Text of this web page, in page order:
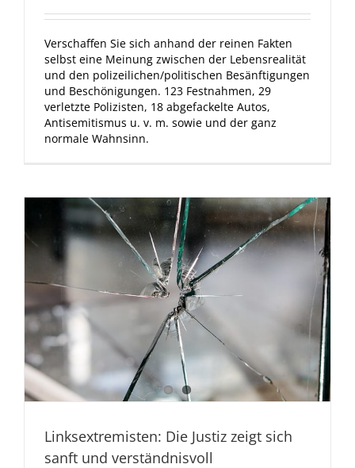
Verschaffen Sie sich anhand der reinen Fakten
selbst eine Meinung zwischen der Lebensrealität
und den polizeilichen/politischen Besänftigungen
und Beschönigungen. 123 Festnahmen, 29
verletzte Polizisten, 18 abgefackelte Autos,
Antisemitismus u. v. m. sowie und der ganz
normale Wahnsinn.
Linksextremisten: Die Justiz zeigt sich
sanft und verständnisvoll